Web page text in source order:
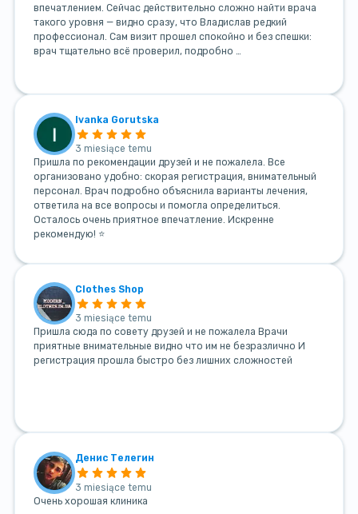
впечатлением. Сейчас действительно сложно найти врача
такого уровня — видно сразу, что Владислав редкий
профессионал. Сам визит прошел спокойно и без спешки:
врач тщательно всё проверил, подробно …
Ivanka Gorutska
3 miesiące temu
Пришла по рекомендации друзей и не пожалела. Все
организовано удобно: скорая регистрация, внимательный
персонал. Врач подробно объяснила варианты лечения,
ответила на все вопросы и помогла определиться.
Осталось очень приятное впечатление. Искренне
рекомендую! ⭐
Clothes Shop
3 miesiące temu
Пришла сюда по совету друзей и не пожалела Врачи
приятные внимательные видно что им не безразлично И
регистрация прошла быстро без лишних сложностей
Денис Телегин
3 miesiące temu
Очень хорошая клиника